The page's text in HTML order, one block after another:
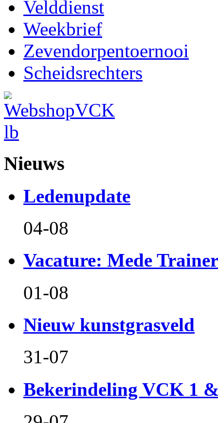
Velddienst
Weekbrief
Zevendorpentoernooi
Scheidsrechters
Nieuws
Ledenupdate
04-08
Vacature: Mede
01-08
Nieuw kunstgrasveld
31-07
Bekerindeling VCK 1